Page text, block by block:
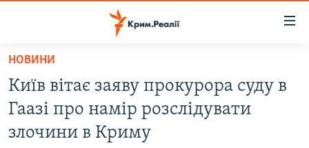
Перейти
основного
матеріалу
до
ВІДЕО ТА ФОТО
НОВИНИ
Київ вітає заяву прокурора суду в
Гаазі про намір розслідувати
злочини в Криму